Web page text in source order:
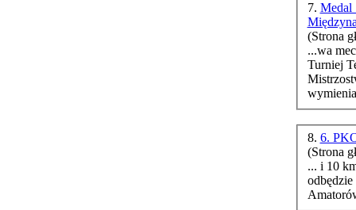
7. Medal
(Strona
...wa
Turniej
8. 6.
(Strona
... i 10 km oraz półmaraton. To właśnie na tym dystansie